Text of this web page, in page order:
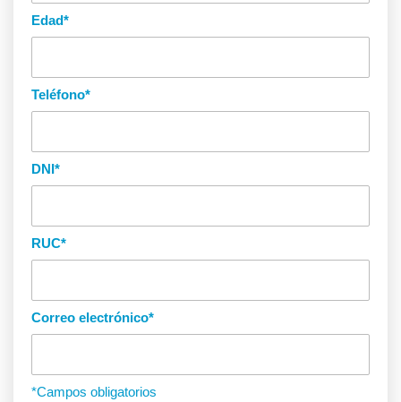
Edad*
Teléfono*
DNI*
RUC*
Correo electrónico*
*Campos obligatorios